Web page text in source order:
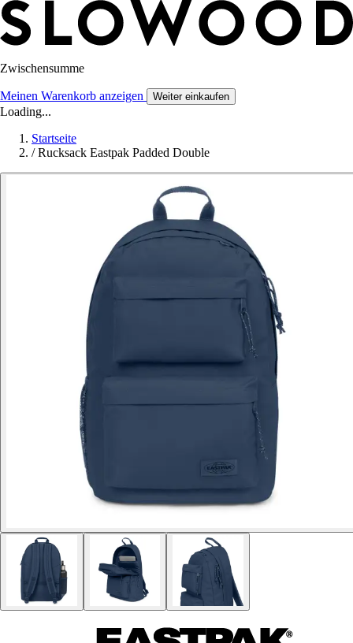
Zwischensumme
Meinen Warenkorb anzeigen Weiter einkaufen
Loading...
Startseite
/ Rucksack Eastpak Padded Double